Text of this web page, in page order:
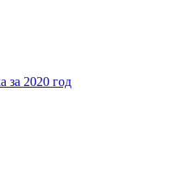
за 2020 год